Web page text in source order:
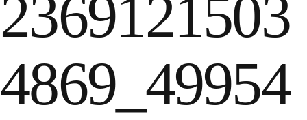
2369121503
4869_49954